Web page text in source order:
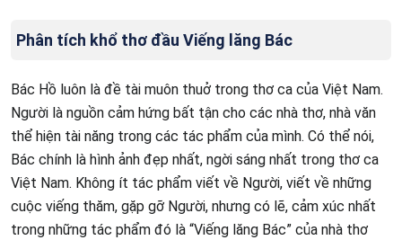
Phân tích khổ thơ đầu Viếng lăng Bác
Bác Hồ luôn là đề tài muôn thuở trong thơ ca của Việt Nam.
Người là nguồn cảm hứng bất tận cho các nhà thơ, nhà văn
thể hiện tài năng trong các tác phẩm của mình. Có thể nói,
Bác chính là hình ảnh đẹp nhất, ngời sáng nhất trong thơ ca
Việt Nam. Không ít tác phẩm viết về Người, viết về những
cuộc viếng thăm, gặp gỡ Người, nhưng có lẽ, cảm xúc nhất
trong những tác phẩm đó là “Viếng lăng Bác” của nhà thơ